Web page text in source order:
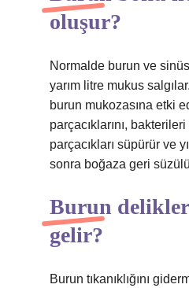
oluşur?
Normalde burun ve
yarım litre mukus
burun mukozasına etki
parçacıklarını,
parçacıkları süpürür ve
sonra boğaza geri
Burun
gelir?
Burun tıkanıklığını